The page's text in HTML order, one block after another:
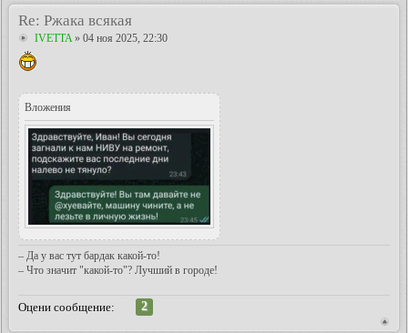
Re: Ржака всякая
IVETTA» 04 ноя 2025, 22:30
Вложения
– Да у вас тут бардак какой-то!
– Что значит "какой-то"? Лучший в городе!
Оцени сообщение:
2